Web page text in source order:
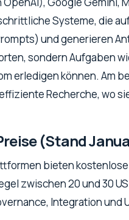
Systeme, die
und generieren
sondern Aufgaben
erledigen können. Am
Recherche, wo
(Stand
bieten
zwischen 20 und 30
Integration und